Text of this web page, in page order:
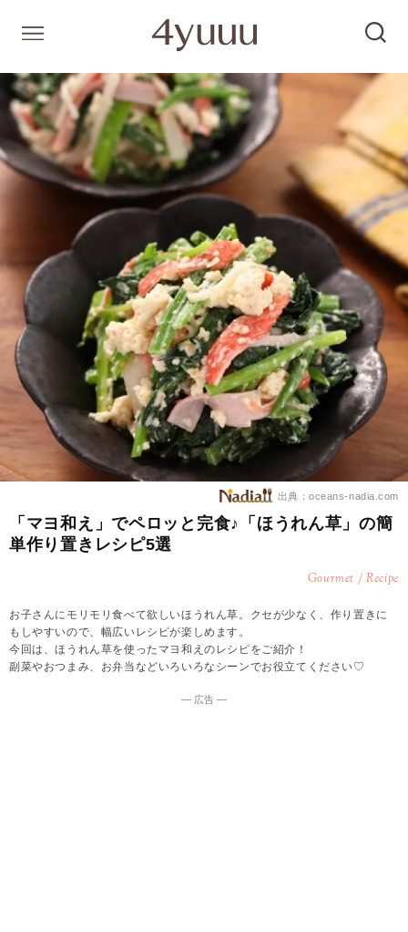
出典：oceans-nadia.com
「マヨ和え」でペロッと完食♪「ほうれん草」の簡
単作り置きレシピ5選
Gourmet / Recipe
お子さんにモリモリ食べて欲しいほうれん草。クセが少なく、作り置きに
もしやすいので、幅広いレシピが楽しめます。
今回は、ほうれん草を使ったマヨ和えのレシピをご紹介！
副菜やおつまみ、お弁当などいろいろなシーンでお役立てください♡
― 広告 ―